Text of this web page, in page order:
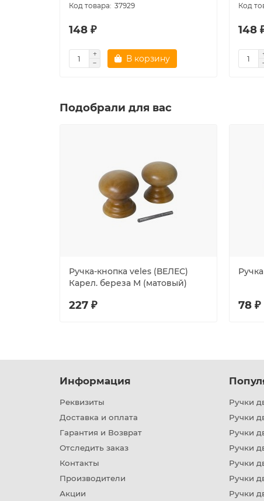
37929
148 ₽
В корзину
148
Подобрали для вас
Ручка-кнопка veles (ВЕЛЕС)
Карел. береза М (матовый)
227 ₽ 78 ₽
Информация
Реквизиты
Доставка и оплата
Гарантия и Возврат
Отследить заказ
Контакты
Производители
Акции
Ручки
Ручки
Ручки
Ручки
Ручки
Ручки
Ручки